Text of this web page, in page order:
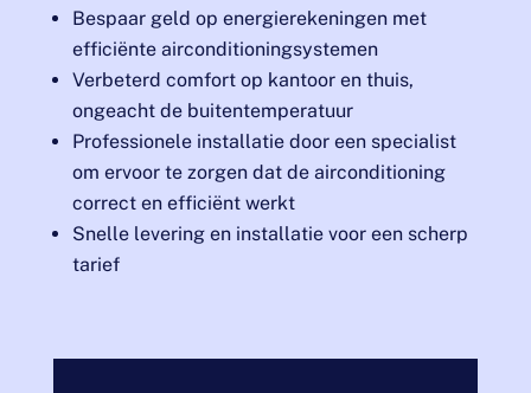
Bespaar geld op energierekeningen met
efficiënte airconditioningsystemen
Verbeterd comfort op kantoor en thuis,
ongeacht de buitentemperatuur
Professionele installatie door een specialist
om ervoor te zorgen dat de airconditioning
correct en efficiënt werkt
Snelle levering en installatie voor een scherp
tarief